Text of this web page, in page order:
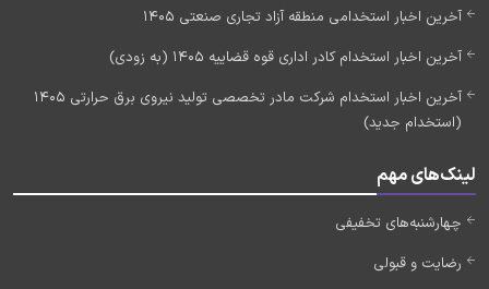
آخرین اخبار استخدامی منطقه آزاد تجاری صنعتی 1405
آخرین اخبار استخدام کادر اداری قوه قضاییه 1405 (به زودی)
آخرین اخبار استخدام شرکت مادر تخصصی تولید نیروی برق حرارتی 1405
(استخدام جدید)
لینک‌های مهم
چهارشنبه‌های تخفیفی
رضایت و قبولی